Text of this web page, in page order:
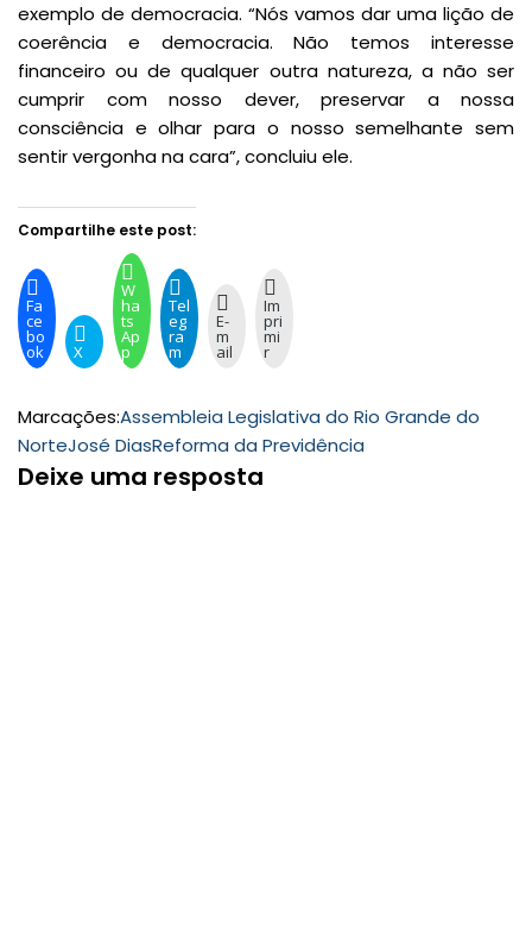
exemplo de democracia. “Nós vamos dar uma lição de
coerência e democracia. Não temos interesse
financeiro ou de qualquer outra natureza, a não ser
cumprir com nosso dever, preservar a nossa
consciência e olhar para o nosso semelhante sem
sentir vergonha na cara”, concluiu ele.
Compartilhe este post:
Fa
ce
bo
ok X
W
ha
ts
Ap
p
Tel
eg
ra
m
E-
m
ail
Im
pri
mi
r
Marcações:Assembleia Legislativa do Rio Grande do
NorteJosé DiasReforma da Previdência
Deixe uma resposta